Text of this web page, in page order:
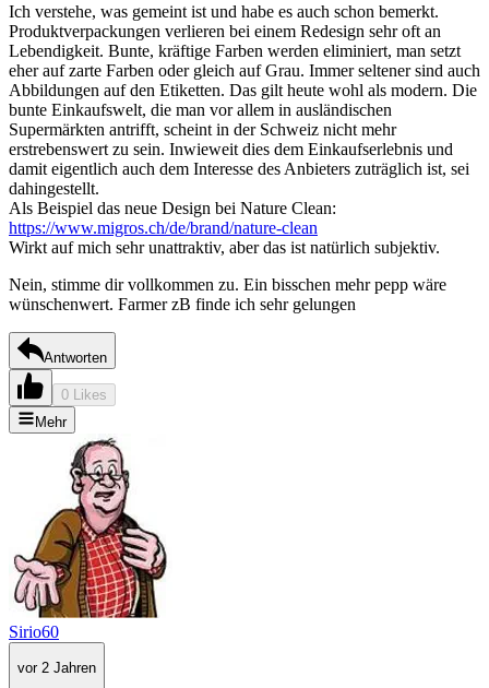
Ich verstehe, was gemeint ist und habe es auch schon bemerkt.
Produktverpackungen verlieren bei einem Redesign sehr oft an
Lebendigkeit. Bunte, kräftige Farben werden eliminiert, man setzt
eher auf zarte Farben oder gleich auf Grau. Immer seltener sind auch
Abbildungen auf den Etiketten. Das gilt heute wohl als modern. Die
bunte Einkaufswelt, die man vor allem in ausländischen
Supermärkten antrifft, scheint in der Schweiz nicht mehr
erstrebenswert zu sein. Inwieweit dies dem Einkaufserlebnis und
damit eigentlich auch dem Interesse des Anbieters zuträglich ist, sei
dahingestellt.
Als Beispiel das neue Design bei Nature Clean:
https://www.migros.ch/de/brand/nature-clean
Wirkt auf mich sehr unattraktiv, aber das ist natürlich subjektiv.
Nein, stimme dir vollkommen zu. Ein bisschen mehr pepp wäre
wünschenwert. Farmer zB finde ich sehr gelungen
Antworten
0 Likes
Mehr
Sirio60
vor 2 Jahren